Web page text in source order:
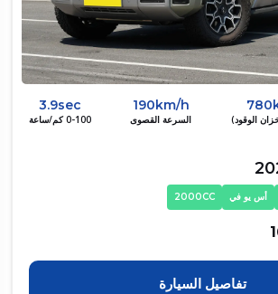
الوقود)
190km/h
السرعة القصوى
3.9sec
0-100 كم/ساعة
أس يو في 2000CC
تفاصيل السيارة